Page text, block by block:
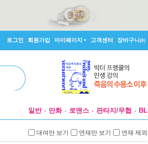
로그인 회원가입 마이페이지 고객센터 장바구니(0)
일반 만화 로맨스 판타지/무협 BL
대여만 보기 연재만 보기 연재 제외